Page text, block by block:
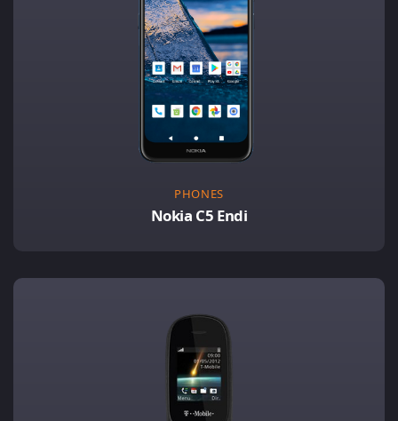
PHONES
Nokia C5 Endi